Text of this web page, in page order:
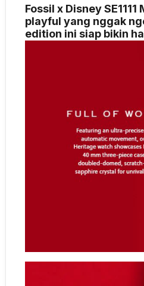
Fossil x Disney
playful yang nggak
edition ini siap bikin